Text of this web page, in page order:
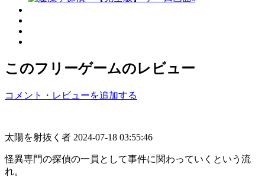
このフリーゲームのレビュー
コメント・レビューを追加する
太陽を射抜く者 2024-07-18 03:55:46
怪異専門の探偵の一員として事件に関わっていくという流
れ。